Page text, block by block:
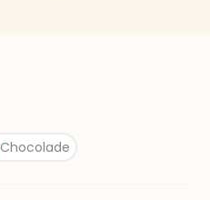
Chocolade